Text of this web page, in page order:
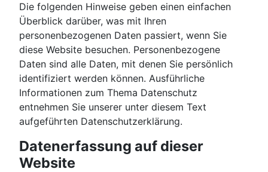
Die folgenden Hinweise geben einen einfachen
Überblick darüber, was mit Ihren
personenbezogenen Daten passiert, wenn Sie
diese Website besuchen. Personenbezogene
Daten sind alle Daten, mit denen Sie persönlich
identifiziert werden können. Ausführliche
Informationen zum Thema Datenschutz
entnehmen Sie unserer unter diesem Text
aufgeführten Datenschutzerklärung.
Datenerfassung auf dieser
Website